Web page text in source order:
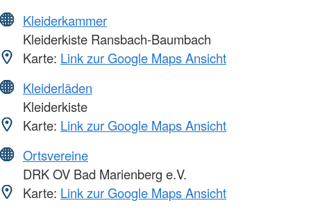
Kleiderkammer
Kleiderkiste Ransbach-Baumbach
Karte: Link zur Google Maps Ansicht
Kleiderläden
Kleiderkiste
Karte: Link zur Google Maps Ansicht
Ortsvereine
DRK OV Bad Marienberg e.V.
Karte: Link zur Google Maps Ansicht